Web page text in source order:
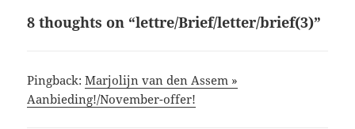
8 thoughts on “lettre/Brief/letter/brief(3)”
Pingback:Marjolijn van den Assem »
Aanbieding!/November-offer!